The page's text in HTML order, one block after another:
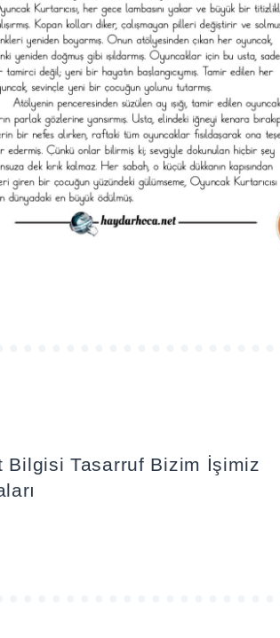
Bilgisi Tasarruf Bizim İşimiz